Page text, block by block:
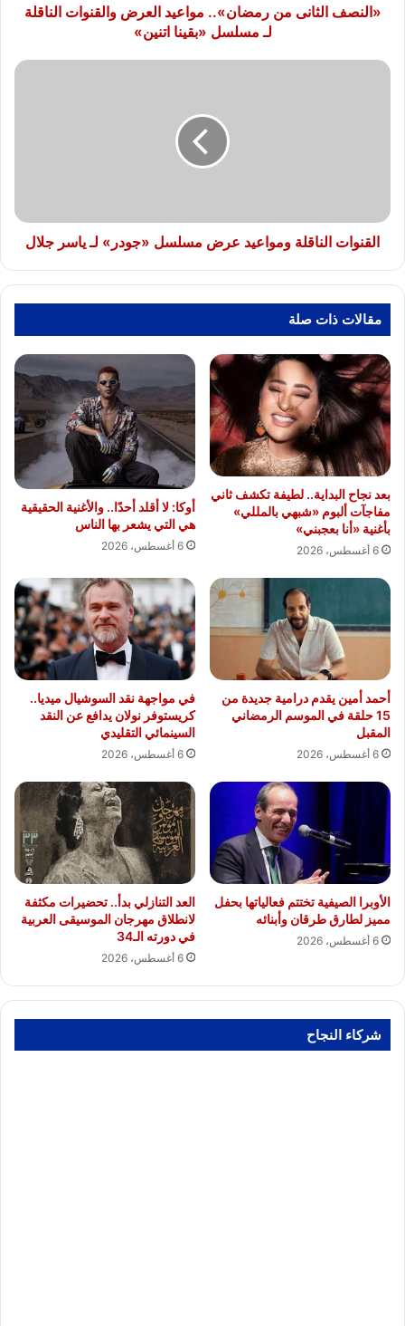
مسلسل
«النصف الثانى من رمضان».. مواعيد العرض والقنوات الناقلة
لـ مسلسل «بقينا اتنين»
القنوات
جلال
القنوات الناقلة ومواعيد عرض مسلسل «جودر» لـ ياسر جلال
مقالات ذات صلة
بعد نجاح البداية.. لطيفة تكشف ثاني
مفاجآت ألبوم «شبهي بالمللي»
بأغنية «أنا بعجبني»
6 أغسطس، 2026
أوكا: لا أقلد أحدًا.. والأغنية الحقيقية
هي التي يشعر بها الناس
6 أغسطس، 2026
أحمد أمين يقدم درامية جديدة من
15 حلقة في الموسم الرمضاني
المقبل
6 أغسطس، 2026
في مواجهة نقد السوشيال ميديا..
كريستوفر نولان يدافع عن النقد
السينمائي التقليدي
6 أغسطس، 2026
الأوبرا الصيفية تختتم فعالياتها بحفل
مميز لطارق طرقان وأبنائه
6 أغسطس، 2026
العد التنازلي بدأ.. تحضيرات مكثفة
لانطلاق مهرجان الموسيقى العربية
في دورته الـ34
6 أغسطس، 2026
شركاء النجاح